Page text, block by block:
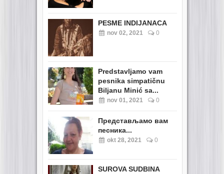
PESME INDIJANACA
nov 02, 2021 0
Predstavljamo vam
pesnika simpatičnu
Biljanu Minić sa...
nov 01, 2021 0
Представљамо вам
песника...
okt 28, 2021 0
SUROVA SUDBINA